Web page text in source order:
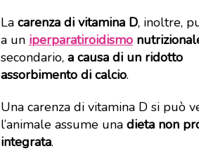
La carenza di vitamina D, inoltre,
a un iperparatiroidismo
secondario, a causa di un ridotto
assorbimento di calcio.
Una carenza di vitamina D si può
l’animale assume una dieta non
integrata.